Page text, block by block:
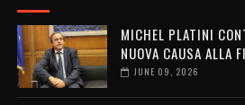
MICHEL PLATINI
NUOVA CAUSA ALLA
JUNE 09, 2026